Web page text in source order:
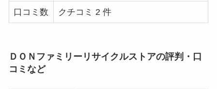
口コミ数 クチコミ 2 件
ＤＯＮファミリーリサイクルストアの評判・口
コミなど